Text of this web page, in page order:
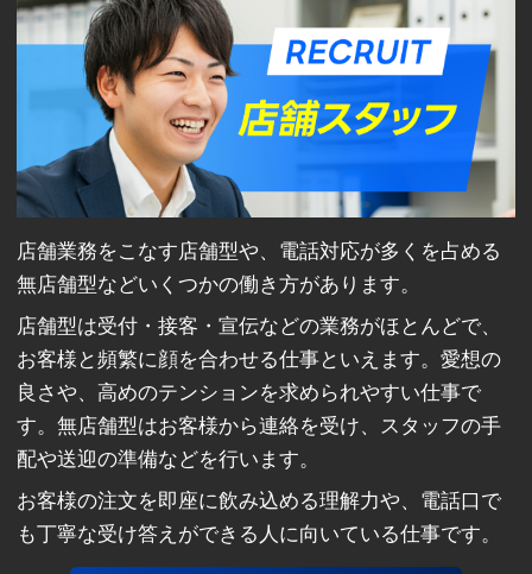
店舗業務をこなす店舗型や、電話対応が多くを占める
無店舗型などいくつかの働き方があります。
店舗型は受付・接客・宣伝などの業務がほとんどで、
お客様と頻繁に顔を合わせる仕事といえます。愛想の
良さや、高めのテンションを求められやすい仕事で
す。無店舗型はお客様から連絡を受け、スタッフの手
配や送迎の準備などを行います。
お客様の注文を即座に飲み込める理解力や、電話口で
も丁寧な受け答えができる人に向いている仕事です。